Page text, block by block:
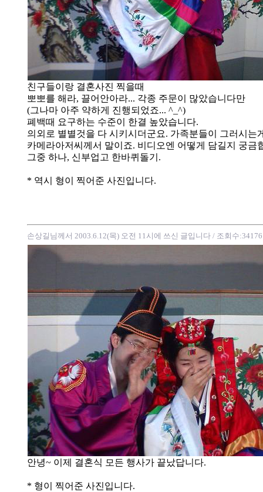
친구들이랑 결혼사진 찍을때
뽀뽀를 해라, 끌어안아라... 각종 주문이 많았습니다만
(그나마 아주 약하게 진행되었죠... ^_^)
폐백때 요구하는 수준이 한결 높았습니다.
의외로 별별것을 다 시키시더군요. 가족분들이 그러시는
카메라아저씨께서 말이죠. 비디오엔 어떻게 담길지 궁금
그중 하나, 신부업고 한바퀴돌기.
* 역시 형이 찍어준 사진입니다.
손상길님께서 2003.6.12(목) 오전 11시에 쓰신 글입니다 / 조회수:34176
안녕~ 이제 결혼식 모든 행사가 끝났답니다.
* 형이 찍어준 사진입니다.